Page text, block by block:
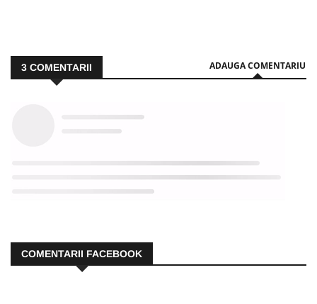
3 COMENTARII ADAUGA COMENTARIU
COMENTARII FACEBOOK